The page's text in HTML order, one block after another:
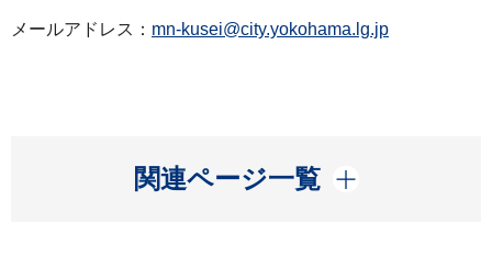
メールアドレス： mn-kusei@city.yokohama.lg.jp
関連ページ一覧
開く